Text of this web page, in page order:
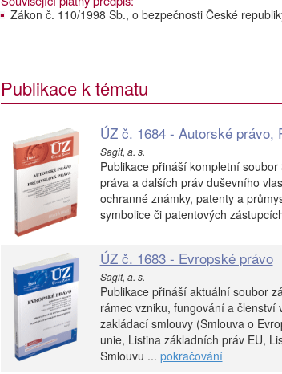
Zákon č. 110/1998 Sb., o bezpečnosti České
Publikace k tématu
ÚZ č. 1684 - Autorské právo,
Sagit, a. s.
Publikace přináší kompletní
práva a dalších práv duševního
ochranné známky, patenty a
symbolice či patentových
ÚZ č. 1683 - Evropské právo
Sagit, a. s.
Publikace přináší aktuální soubor
rámec vzniku, fungování a členství
zakládací smlouvy (Smlouva o
unie, Listina základních práv EU,
Smlouvu ... pokračování